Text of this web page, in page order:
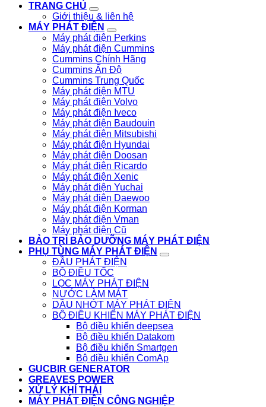
TRANG CHỦ
Giới thiệu & liên hệ
MÁY PHÁT ĐIỆN
Máy phát điện Perkins
Máy phát điện Cummins
Cummins Chính Hãng
Cummins Ấn Độ
Cummins Trung Quốc
Máy phát điện MTU
Máy phát điện Volvo
Máy phát điện Iveco
Máy phát điện Baudouin
Máy phát điện Mitsubishi
Máy phát điện Hyundai
Máy phát điện Doosan
Máy phát điện Ricardo
Máy phát điện Xenic
Máy phát điện Yuchai
Máy phát điện Daewoo
Máy phát điện Korman
Máy phát điện Vman
Máy phát điện Cũ
BẢO TRÌ BẢO DƯỠNG MÁY PHÁT ĐIỆN
PHỤ TÙNG MÁY PHÁT ĐIỆN
ĐẦU PHÁT ĐIỆN
BỘ ĐIỀU TỐC
LỌC MÁY PHÁT ĐIỆN
NƯỚC LÀM MÁT
DẦU NHỚT MÁY PHÁT ĐIỆN
BỘ ĐIỀU KHIỂN MÁY PHÁT ĐIỆN
Bộ điều khiển deepsea
Bộ điều khiển Datakom
Bộ điều khiển Smartgen
Bộ điều khiển ComAp
GUCBIR GENERATOR
GREAVES POWER
XỬ LÝ KHÍ THẢI
MÁY PHÁT ĐIỆN CÔNG NGHIỆP